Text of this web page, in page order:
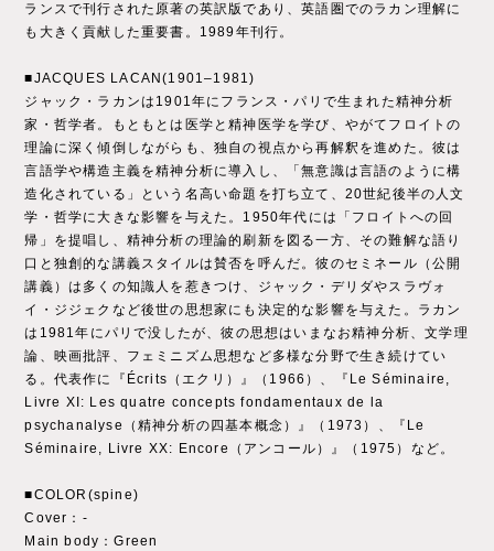
ランスで刊行された原著の英訳版であり、英語圏でのラカン理解に
も大きく貢献した重要書。1989年刊行。
■JACQUES LACAN(1901–1981)
ジャック・ラカンは1901年にフランス・パリで生まれた精神分析
家・哲学者。もともとは医学と精神医学を学び、やがてフロイトの
理論に深く傾倒しながらも、独自の視点から再解釈を進めた。彼は
言語学や構造主義を精神分析に導入し、「無意識は言語のように構
造化されている」という名高い命題を打ち立て、20世紀後半の人文
学・哲学に大きな影響を与えた。1950年代には「フロイトへの回
帰」を提唱し、精神分析の理論的刷新を図る一方、その難解な語り
口と独創的な講義スタイルは賛否を呼んだ。彼のセミネール（公開
講義）は多くの知識人を惹きつけ、ジャック・デリダやスラヴォ
イ・ジジェクなど後世の思想家にも決定的な影響を与えた。ラカン
は1981年にパリで没したが、彼の思想はいまなお精神分析、文学理
論、映画批評、フェミニズム思想など多様な分野で生き続けてい
る。代表作に『Écrits（エクリ）』（1966）、『Le Séminaire,
Livre XI: Les quatre concepts fondamentaux de la
psychanalyse（精神分析の四基本概念）』（1973）、『Le
Séminaire, Livre XX: Encore（アンコール）』（1975）など。
■COLOR(spine)
Cover：‐
Main body：Green